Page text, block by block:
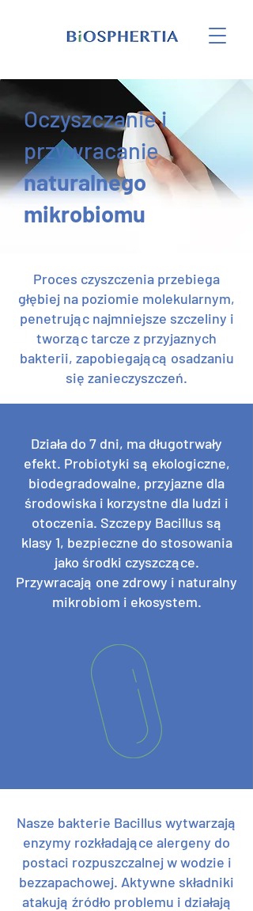
Oczyszczanie i
przywracanie
naturalnego
mikrobiomu
Proces czyszczenia przebiega
głębiej na poziomie molekularnym,
penetrując najmniejsze szczeliny i
tworząc tarcze z przyjaznych
bakterii, zapobiegającą osadzaniu
się zanieczyszczeń.
Działa do 7 dni, ma długotrwały
efekt. Probiotyki są ekologiczne,
biodegradowalne, przyjazne dla
środowiska i korzystne dla ludzi i
otoczenia. Szczepy Bacillus są
klasy 1, bezpieczne do stosowania
jako środki czyszczące.
Przywracają one zdrowy i naturalny
mikrobiom i ekosystem.
Nasze bakterie Bacillus wytwarzają
enzymy rozkładające alergeny do
postaci rozpuszczalnej w wodzie i
bezzapachowej. Aktywne składniki
atakują źródło problemu i działają